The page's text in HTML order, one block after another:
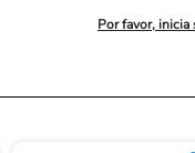
Por favor, inicia